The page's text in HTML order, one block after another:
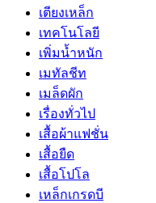
เตียงเหล็ก
เทคโนโลยี
เพิ่มน้ำหนัก
เมทัลชีท
เมล็ดผัก
เรื่องทั่วไป
เสื้อผ้าแฟชั่น
เสื้อยืด
เสื้อโปโล
เหล็กเกรดบี